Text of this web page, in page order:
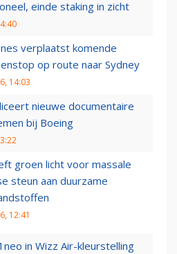
einde staking in zicht
verplaatst komende
op route naar Sydney
14:03
nieuwe documentaire
bij Boeing
groen licht voor massale
steun aan duurzame
12:41
in Wizz Air-kleurstelling